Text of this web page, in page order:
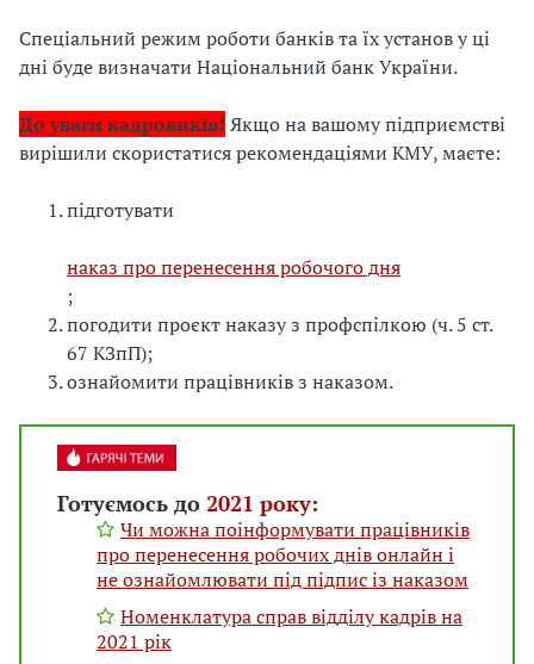
Спеціальний режим роботи банків та їх установ у ці
дні буде визначати Національний банк України.
До уваги кадровиків! Якщо на вашому підприємстві
вирішили скористатися рекомендаціями КМУ, маєте:
підготувати
наказ про перенесення робочого дня
;
погодити проєкт наказу з профспілкою (ч. 5 ст.
67 КЗпП);
ознайомити працівників з наказом.
Готуємось до 2021 року:
Чи можна поінформувати працівників
про перенесення робочих днів онлайн і
не ознайомлювати під підпис із наказом
Номенклатура справ відділу кадрів на
2021 рік